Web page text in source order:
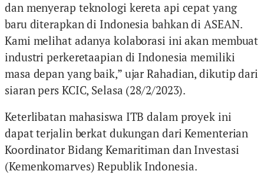
dan menyerap teknologi kereta api cepat yang
baru diterapkan di Indonesia bahkan di ASEAN.
Kami melihat adanya kolaborasi ini akan membuat
industri perkeretaapian di Indonesia memiliki
masa depan yang baik,” ujar Rahadian, dikutip dari
siaran pers KCIC, Selasa (28/2/2023).
Keterlibatan mahasiswa ITB dalam proyek ini
dapat terjalin berkat dukungan dari Kementerian
Koordinator Bidang Kemaritiman dan Investasi
(Kemenkomarves) Republik Indonesia.